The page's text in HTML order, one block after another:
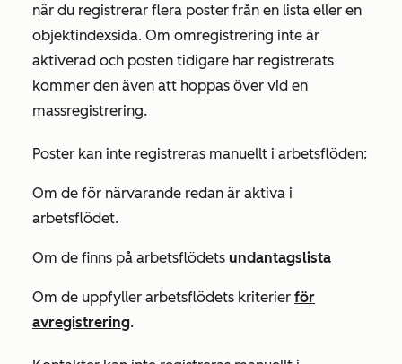
när du registrerar flera poster från en lista eller en
objektindexsida. Om omregistrering inte är
aktiverad och posten tidigare har registrerats
kommer den även att hoppas över vid en
massregistrering.
Poster kan inte registreras manuellt i arbetsflöden:
Om de för närvarande redan är aktiva i
arbetsflödet.
Om de finns på arbetsflödets undantagslista
Om de uppfyller arbetsflödets kriterier för
avregistrering.